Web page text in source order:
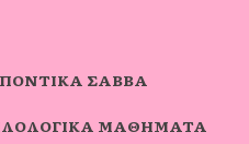
ΣΆΒΒΑ
ΜΑΘΉΜΑΤΑ